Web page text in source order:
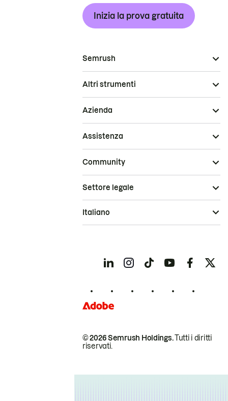
Inizia la prova gratuita
Semrush
Altri strumenti
Azienda
Assistenza
Community
© 2026 Semrush Holdings.Tutti i diritti
riservati.
Settore legale
Italiano